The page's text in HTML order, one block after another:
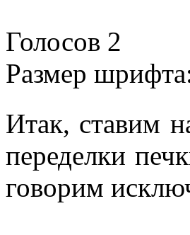
Голосов 2
Размер
Итак, ставим
переделки
говорим